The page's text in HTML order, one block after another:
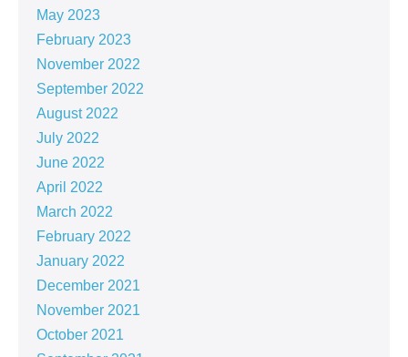
May 2023
February 2023
November 2022
September 2022
August 2022
July 2022
June 2022
April 2022
March 2022
February 2022
January 2022
December 2021
November 2021
October 2021